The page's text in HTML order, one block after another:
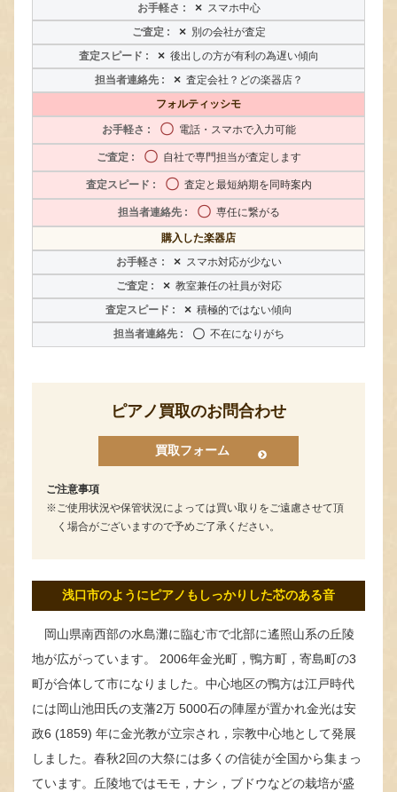
× スマホ中心
× 別の会社が査定
× 後出しの方が有利の為遅い傾向
× 査定会社？どの楽器店？
フォルティッシモ
〇 電話・スマホで入力可能
〇 自社で専門担当が査定します
〇 査定と最短納期を同時案内
〇 専任に繋がる
購入した楽器店
× スマホ対応が少ない
× 教室兼任の社員が対応
× 積極的ではない傾向
〇 不在になりがち
ピアノ買取のお問合わせ
買取フォーム
ご注意事項
ご使用状況や保管状況によっては買い取りをご遠慮させて頂
く場合がございますので予めご了承ください。
浅口市のようにピアノもしっかりした芯のある音
岡山県南西部の水島灘に臨む市で北部に遙照山系の丘陵
地が広がっています。 2006年金光町，鴨方町，寄島町の3
町が合体して市になりました。中心地区の鴨方は江戸時代
には岡山池田氏の支藩2万 5000石の陣屋が置かれ金光は安
政6 (1859) 年に金光教が立宗され，宗教中心地として発展
しました。春秋2回の大祭には多くの信徒が全国から集まっ
ています。丘陵地ではモモ，ナシ，ブドウなどの栽培が盛